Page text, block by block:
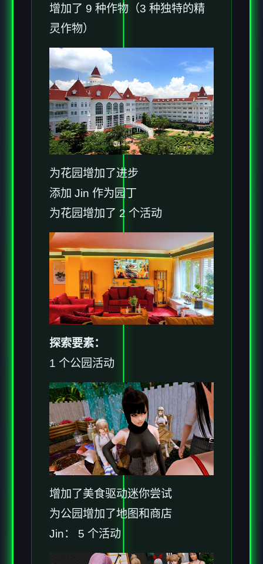
增加了 9 种作物（3 种独特的精
灵作物）
为花园增加了进步
添加 Jin 作为园丁
为花园增加了 2 个活动
探索要素：
1 个公园活动
增加了美食驱动迷你尝试
为公园增加了地图和商店
Jin： 5 个活动